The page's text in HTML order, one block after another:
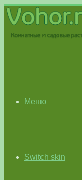
Меню
Switch skin